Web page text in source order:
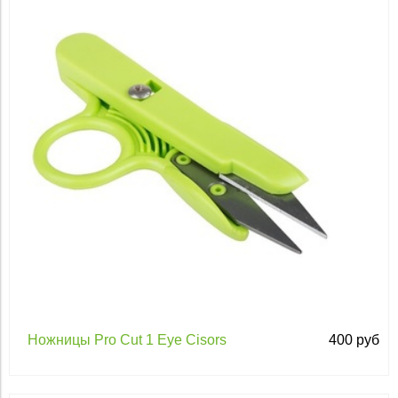
Apply
Ножницы Pro Cut 1 Eye Cisors 400 руб